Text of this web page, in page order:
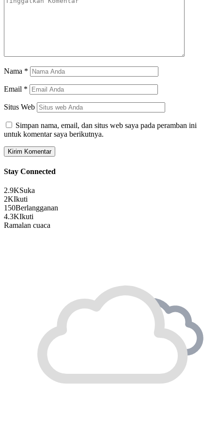
Nama *
Email *
Situs Web
Simpan nama, email, dan situs web saya pada peramban ini
untuk komentar saya berikutnya.
Stay Connected
2.9KSuka
2KIkuti
150Berlangganan
4.3KIkuti
Ramalan cuaca